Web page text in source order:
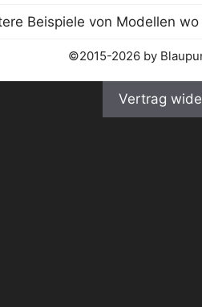
©2015-2026 by
Vertrag